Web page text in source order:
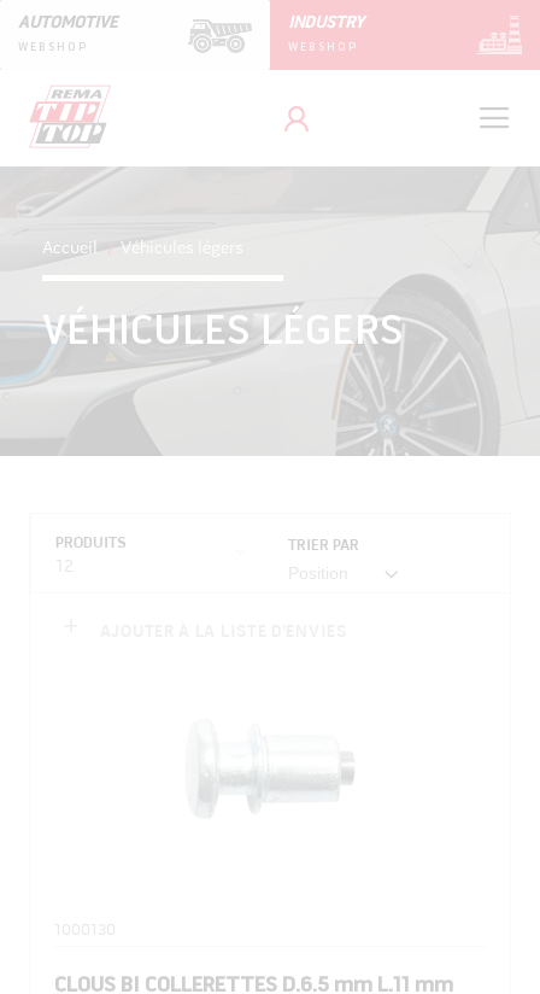
AUTOMOTIVE
WEBSHOP
INDUSTRY
WEBSHOP
Accueil Véhicules légers
VÉHICULES LÉGERS
PRODUITS
12
TRIER PAR
1000130
CLOUS BI COLLERETTES D.6.5 mm L.11 mm